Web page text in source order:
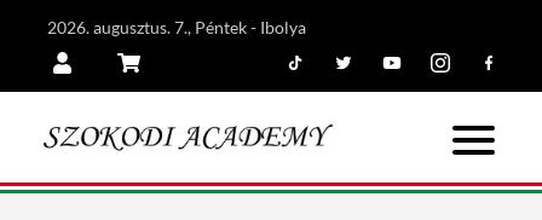
2026. augusztus. 7., Péntek - Ibolya